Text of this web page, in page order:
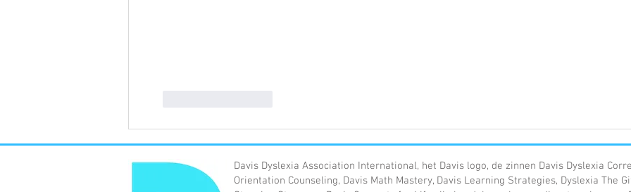
Davis Dyslexia Association International, het Davis logo, de zinnen Davis Dyslexia
Orientation Counseling, Davis Math Mastery, Davis Learning Strategies, Dyslexia The